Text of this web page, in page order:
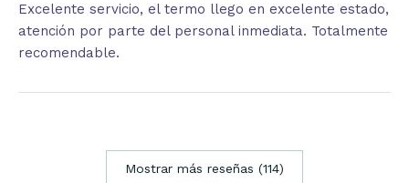
Excelente servicio, el termo llego en excelente estado,
atención por parte del personal inmediata. Totalmente
recomendable.
Mostrar más reseñas (114)